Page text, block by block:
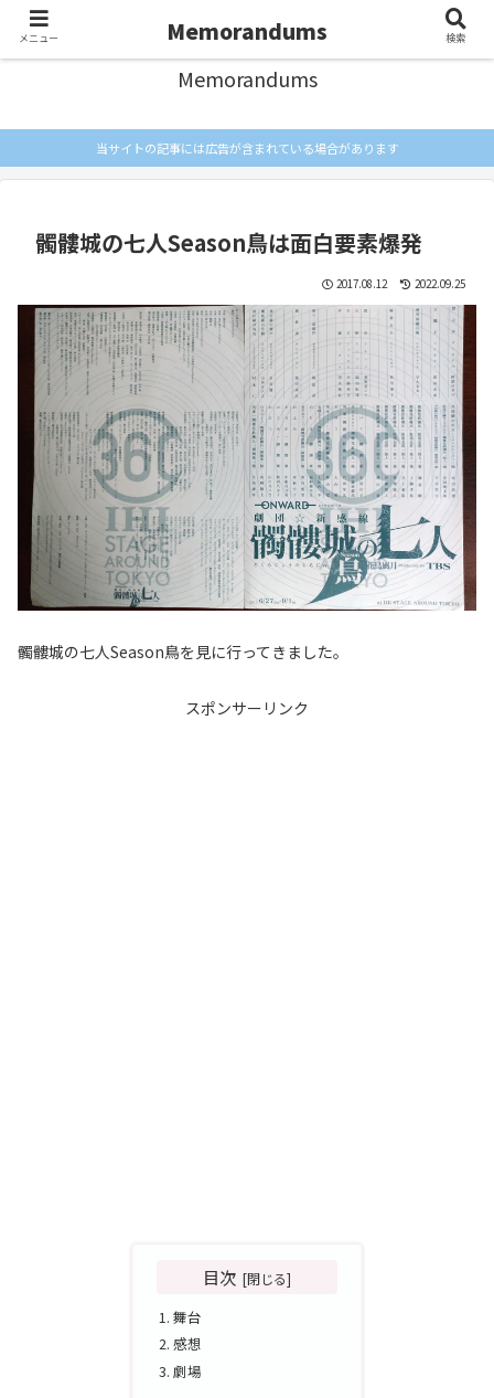
忘れないようにメモしとく
Memorandums
当サイトの記事には広告が含まれている場合があります
髑髏城の七人Season鳥は面白要素爆発
2017.08.12 2022.09.25
髑髏城の七人Season鳥を見に行ってきました。
スポンサーリンク
目次
舞台
感想
劇場
メニュー Memorandums 検索